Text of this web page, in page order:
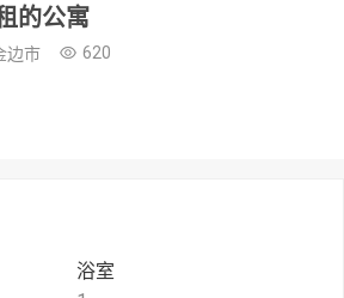
的公寓
边市 620
浴室